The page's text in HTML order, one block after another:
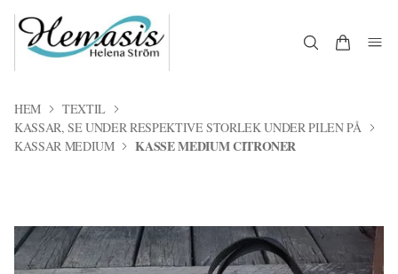
HEM
TEXTIL
KASSAR, SE UNDER RESPEKTIVE STORLEK UNDER PILEN PÅ
KASSAR MEDIUM
KASSE MEDIUM CITRONER